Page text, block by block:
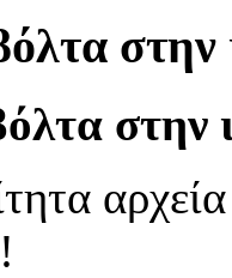
στην
στην